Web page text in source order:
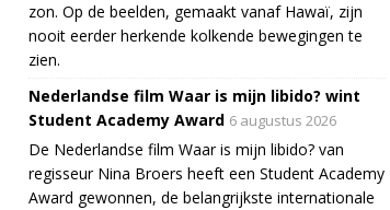
zon. Op de beelden, gemaakt vanaf Hawaï, zijn
nooit eerder herkende kolkende bewegingen te
zien.
Nederlandse film Waar is mijn libido? wint
Student Academy Award 6 augustus 2026
De Nederlandse film Waar is mijn libido? van
regisseur Nina Broers heeft een Student Academy
Award gewonnen, de belangrijkste internationale